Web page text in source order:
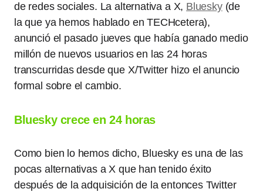
de redes sociales. La alternativa a X, Bluesky(de
la que ya hemos hablado en TECHcetera),
anunció el pasado jueves que había ganado medio
millón de nuevos usuarios en las 24 horas
transcurridas desde que X/Twitter hizo el anuncio
formal sobre el cambio.
Bluesky crece en 24 horas
Como bien lo hemos dicho, Bluesky es una de las
pocas alternativas a X que han tenido éxito
después de la adquisición de la entonces Twitter